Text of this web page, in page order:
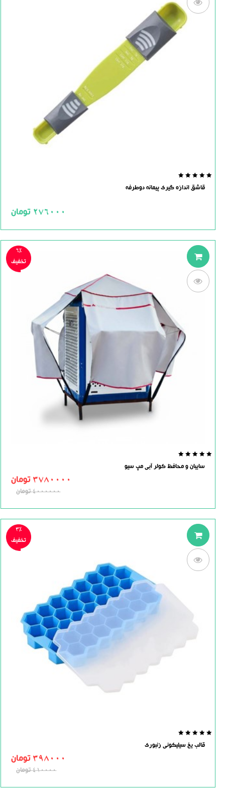
out
قاشق اندازه گیری پیمانه دوطرفه
276000 تومان
0.0
6%
تخفیف
سایبان و محافظ کولر آبی مپ سیو
3780000 تومان
4000000تومان
out
3%
تخفیف
قالب یخ سیلیکونی زنبوری
398000 تومان
410000تومان